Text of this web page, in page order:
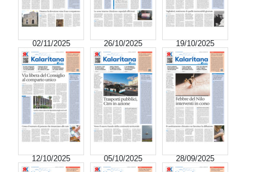
02/11/2025 26/10/2025 19/10/2025
12/10/2025 05/10/2025 28/09/2025